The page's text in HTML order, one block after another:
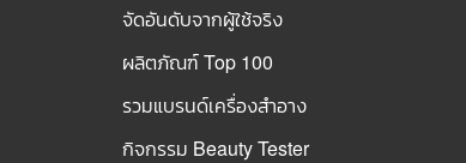
จัดอันดับจากผู้ใช้จริง
ผลิตภัณฑ์ Top 100
รวมแบรนด์เครื่องสำอาง
กิจกรรม Beauty Tester